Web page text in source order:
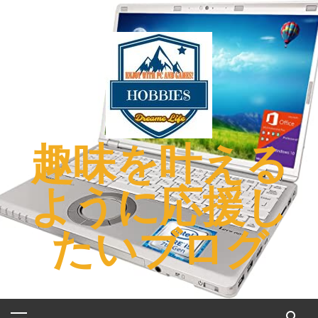
趣味を叶える
ように応援し
たいブログ